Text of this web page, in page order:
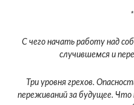
С чего начать работу над
случившемся и
Три уровня грехов.
переживаний за будущее. Что